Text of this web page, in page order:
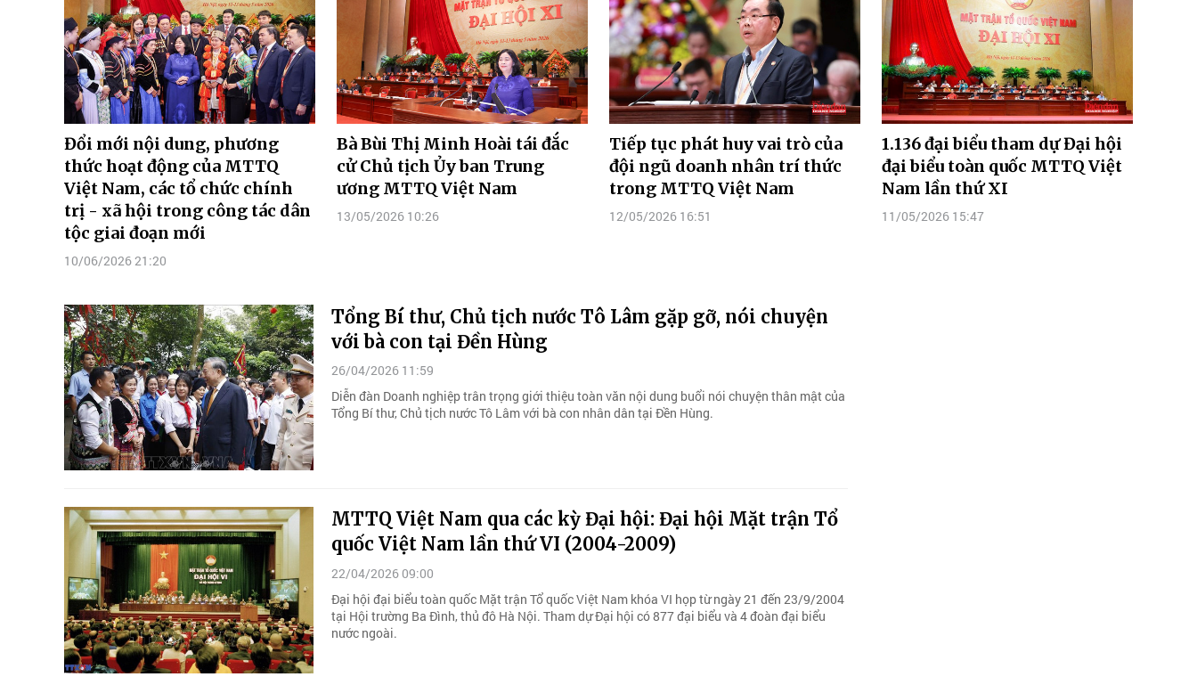
Đổi mới nội dung, phương
thức hoạt động của MTTQ
Việt Nam, các tổ chức chính
trị - xã hội trong công tác dân
tộc giai đoạn mới
10/06/2026 21:20
Bà Bùi Thị Minh Hoài tái đắc
cử Chủ tịch Ủy ban Trung
ương MTTQ Việt Nam
13/05/2026 10:26
Tiếp tục phát huy vai trò của
đội ngũ doanh nhân trí thức
trong MTTQ Việt Nam
12/05/2026 16:51
1.136 đại biểu tham dự Đại hội
đại biểu toàn quốc MTTQ Việt
Nam lần thứ XI
11/05/2026 15:47
Tổng Bí thư, Chủ tịch nước Tô Lâm gặp gỡ, nói chuyện
với bà con tại Đền Hùng
26/04/2026 11:59
Diễn đàn Doanh nghiệp trân trọng giới thiệu toàn văn nội dung buổi nói chuyện thân mật của
Tổng Bí thư, Chủ tịch nước Tô Lâm với bà con nhân dân tại Đền Hùng.
MTTQ Việt Nam qua các kỳ Đại hội: Đại hội Mặt trận Tổ
quốc Việt Nam lần thứ VI (2004-2009)
22/04/2026 09:00
Đại hội đại biểu toàn quốc Mặt trận Tổ quốc Việt Nam khóa VI họp từ ngày 21 đến 23/9/2004
tại Hội trường Ba Đình, thủ đô Hà Nội. Tham dự Đại hội có 877 đại biểu và 4 đoàn đại biểu
nước ngoài.